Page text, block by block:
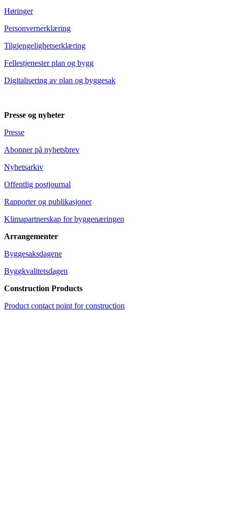
Høringer
Personvernerklæring
Tilgjengelighetserklæring
Fellestjenester plan og bygg
Digitalisering av plan og byggesak
Presse og nyheter
Presse
Abonner på nyhetsbrev
Nyhetsarkiv
Offentlig postjournal
Rapporter og publikasjoner
Klimapartnerskap for byggenæringen
Arrangementer
Byggesaksdagene
Byggkvalitetsdagen
Construction Products
Product contact point for construction